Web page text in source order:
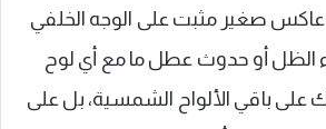
صغير مثبت على الوجه الخلفي
الظل أو حدوث عطل ما مع أي لوح
باقي الألواح الشمسية، بل على